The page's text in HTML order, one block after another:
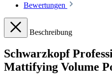
Bewertungen
Beschreibung
Schwarzkopf
Mattifying Volume